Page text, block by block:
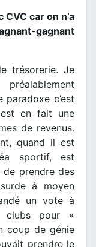
car on n’a
gagnant
trésorerie. Je
paradoxe c’est
en fait une
de revenus.
quand il est
sportif, est
de prendre des
à moyen
un vote à
clubs pour «
coup de génie
prendre le